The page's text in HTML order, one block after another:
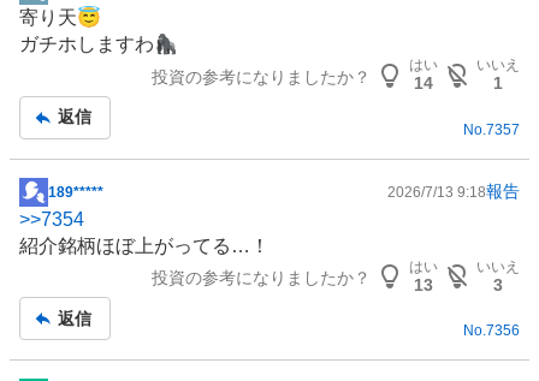
示
板
寄り天😇
ガチホしますわ🦍
投資の参考になりましたか？
はい
14
いいえ
1
返信
No. 7357
掲
示
板
189***** 2026/7/13 9:18報告
>>7354
紹介銘柄ほぼ上がってる…！
投資の参考になりましたか？
はい
13
いいえ
3
返信
No.7356